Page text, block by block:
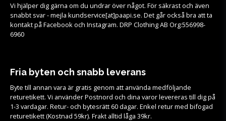
Vi hjälper dig gärna om du undrar över något. För säkrast och även
snabbt svar - mejla kundservice[at]paapi.se. Det går också bra att ta
kontakt på Facebook och Instagram. DRP Clothing AB Org:556998-
6960
Fria byten och snabb leverans
Byte till annan vara är gratis genom att använda medföljande
returetikett. Vi använder Postnord och dina varor levereras till dig på
1-3 vardagar. Retur- och bytesrätt 60 dagar. Enkel retur med bifogad
returetikett (Kostnad 59kr). Frakt alltid låga 39kr.